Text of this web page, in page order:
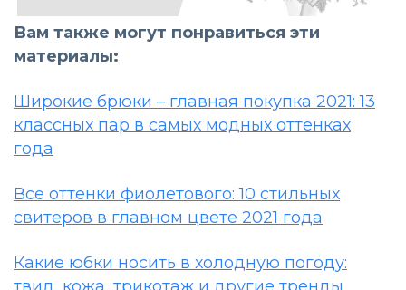
Вам также могут понравиться эти
материалы:
Широкие брюки – главная покупка 2021: 13
классных пар в самых модных оттенках
года
Все оттенки фиолетового: 10 стильных
свитеров в главном цвете 2021 года
Какие юбки носить в холодную погоду: